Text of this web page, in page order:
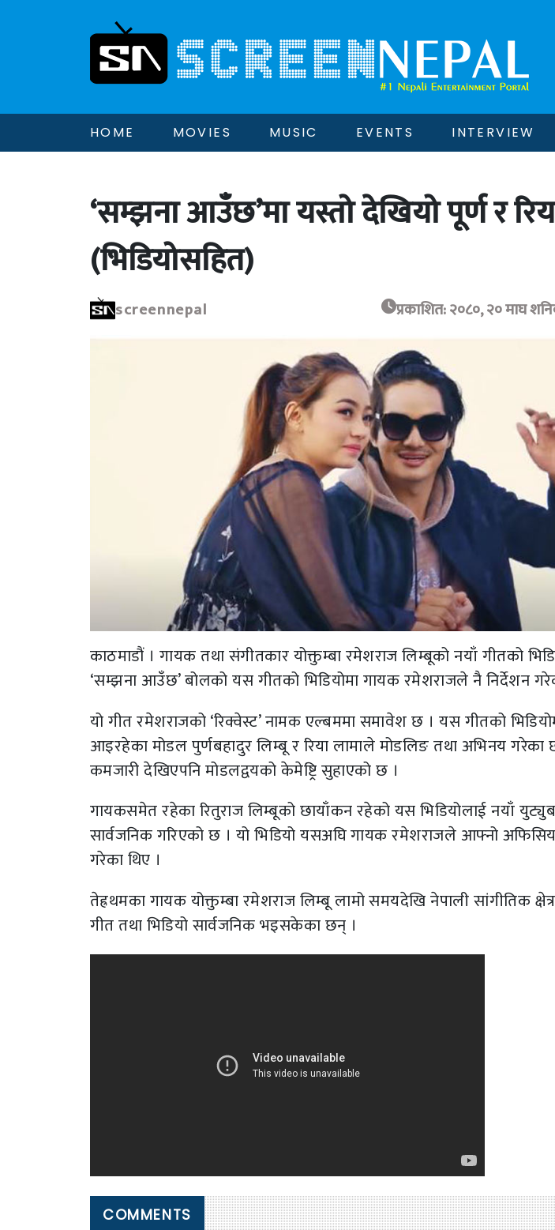
HOME MOVIES MUSIC EVENTS INTERVIEW
‘सम्झना आउँछ’मा यस्तो देखियो पूर्ण र
(भिडियोसहित)
screennepal प्रकाशित: २०८०, २० माघ
काठमाडौं । गायक तथा संगीतकार योक्तुम्बा रमेशराज लिम्बूको नयाँ गीतको
‘सम्झना आउँछ’ बोलको यस गीतको भिडियोमा गायक रमेशराजले नै निर्देशन
यो गीत रमेशराजको ‘रिक्वेस्ट’ नामक एल्बममा समावेश छ । यस गीतको
आइरहेका मोडल पुर्णबहादुर लिम्बू र रिया लामाले मोडलिङ तथा अभिनय गरेका
कमजारी देखिएपनि मोडलद्वयको केमेष्ट्रि सुहाएको छ ।
गायकसमेत रहेका रितुराज लिम्बूको छायाँकन रहेको यस भिडियोलाई नयाँ युट्युब
सार्वजनिक गरिएको छ । यो भिडियो यसअघि गायक रमेशराजले आफ्नो
गरेका थिए ।
तेह्रथमका गायक योक्तुम्बा रमेशराज लिम्बू लामो समयदेखि नेपाली सांगीतिक
गीत तथा भिडियो सार्वजनिक भइसकेका छन् ।
COMMENTS